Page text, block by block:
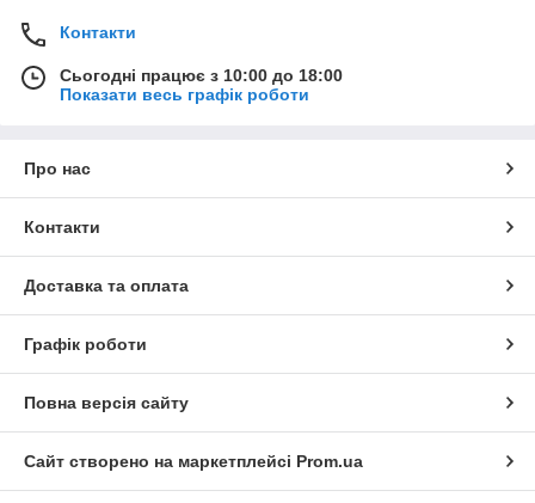
Контакти
Сьогодні працює з 10:00 до 18:00
Показати весь графік роботи
Про нас
Контакти
Доставка та оплата
Графік роботи
Повна версія сайту
Сайт створено на маркетплейсі Prom.ua